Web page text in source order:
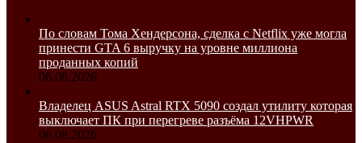
По словам Тома Хендерсона, сделка с Netflix уже могла
принести GTA 6 выручку на уровне миллиона
проданных копий
06.08.2026
Владелец ASUS Astral RTX 5090 создал утилиту которая
выключает ПК при перегреве разъёма 12VHPWR
06.08.2026